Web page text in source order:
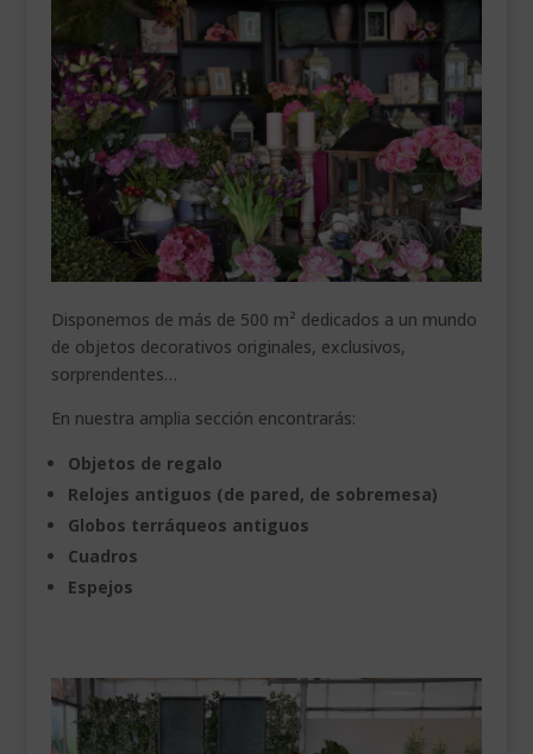
___________________________
VEURE EN CATALÀ
Disponemos de más de 500 m² dedicados a un mundo
de objetos decorativos originales, exclusivos,
sorprendentes…
En nuestra amplia sección encontrarás:
Objetos de regalo
Relojes antiguos (de pared, de sobremesa)
Globos terráqueos antiguos
Cuadros
Espejos